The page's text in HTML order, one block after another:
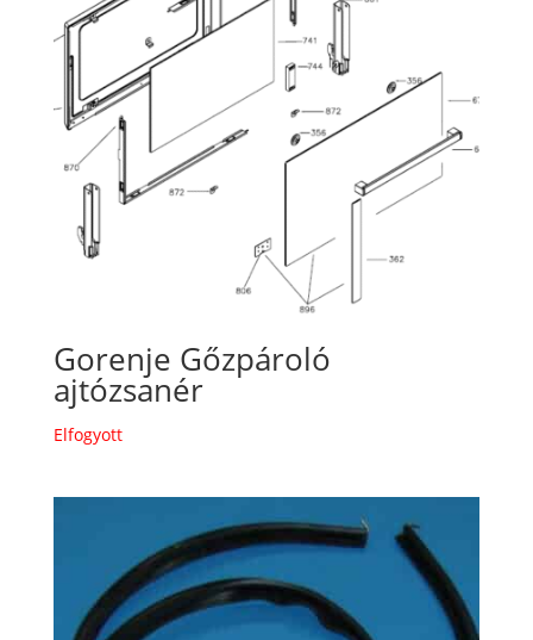
Gorenje Gőzpároló
ajtózsanér
Elfogyott